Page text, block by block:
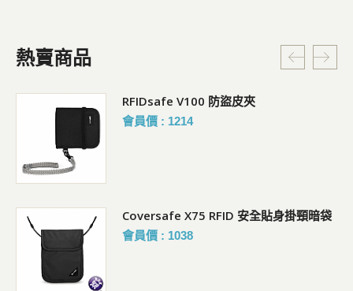
熱賣商品
RFIDsafe V100 防盜皮夾
會員價 : 1214
Coversafe X75 RFID 安全貼身掛頸暗袋
會員價 : 1038